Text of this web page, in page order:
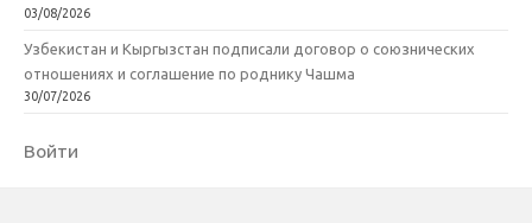
03/08/2026
Узбекистан и Кыргызстан подписали договор о союзнических
отношениях и соглашение по роднику Чашма
30/07/2026
Войти